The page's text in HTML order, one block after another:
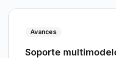
Avances
Soporte